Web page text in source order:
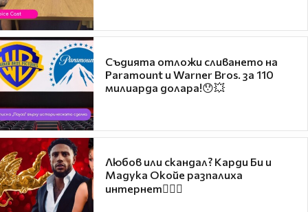
Съдията отложи сливането на
Paramount и Warner Bros. за 110
милиарда долара!😯💥
Любов или скандал? Карди Би и
Мадука Окойе разпалиха
интернет❤️‍🔥🔥